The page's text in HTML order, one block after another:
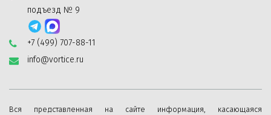
подъезд № 9
+7 (499) 707-88-11
info@vortice.ru
Вся представленная на сайте информация, касающаяся